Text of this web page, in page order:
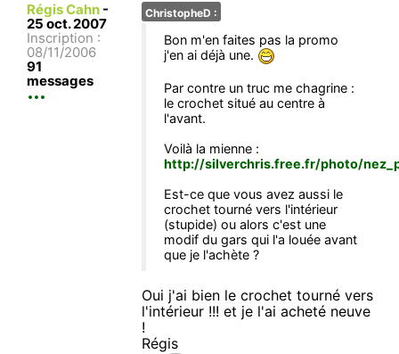
Régis Cahn -
25 oct. 2007
Inscription :
08/11/2006
91
messages
ChristopheD :
Bon m'en faites pas la promo
j'en ai déjà une.
Par contre un truc me chagrine :
le crochet situé au centre à
l'avant.
Voilà la mienne :
http://silverchris.free.fr/photo/
Est-ce que vous avez aussi le
crochet tourné vers l'intérieur
(stupide) ou alors c'est une
modif du gars qui l'a louée avant
que je l'achète ?
Oui j'ai bien le crochet tourné vers
l'intérieur !!! et je l'ai acheté neuve
!
Régis